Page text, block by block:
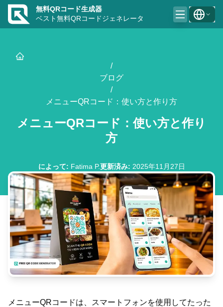
無料QRコード生成器
ベスト無料QRコードジェネレータ
/
ブログ
/
メニューQRコード：使い方と作り方
メニューQRコード：使い方と作り
方
によって: Fatima P.更新済み: 2025年11月27日
メニューQRコードは、スマートフォンを使用してたった